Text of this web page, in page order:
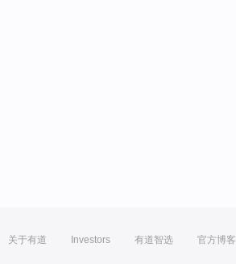
关于有道 Investors 有道智选 官方博客